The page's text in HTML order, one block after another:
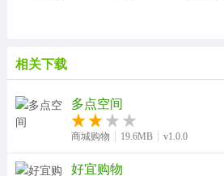
相关下载
多点空间
商城购物 19.6MB v1.0.0
好宜购物